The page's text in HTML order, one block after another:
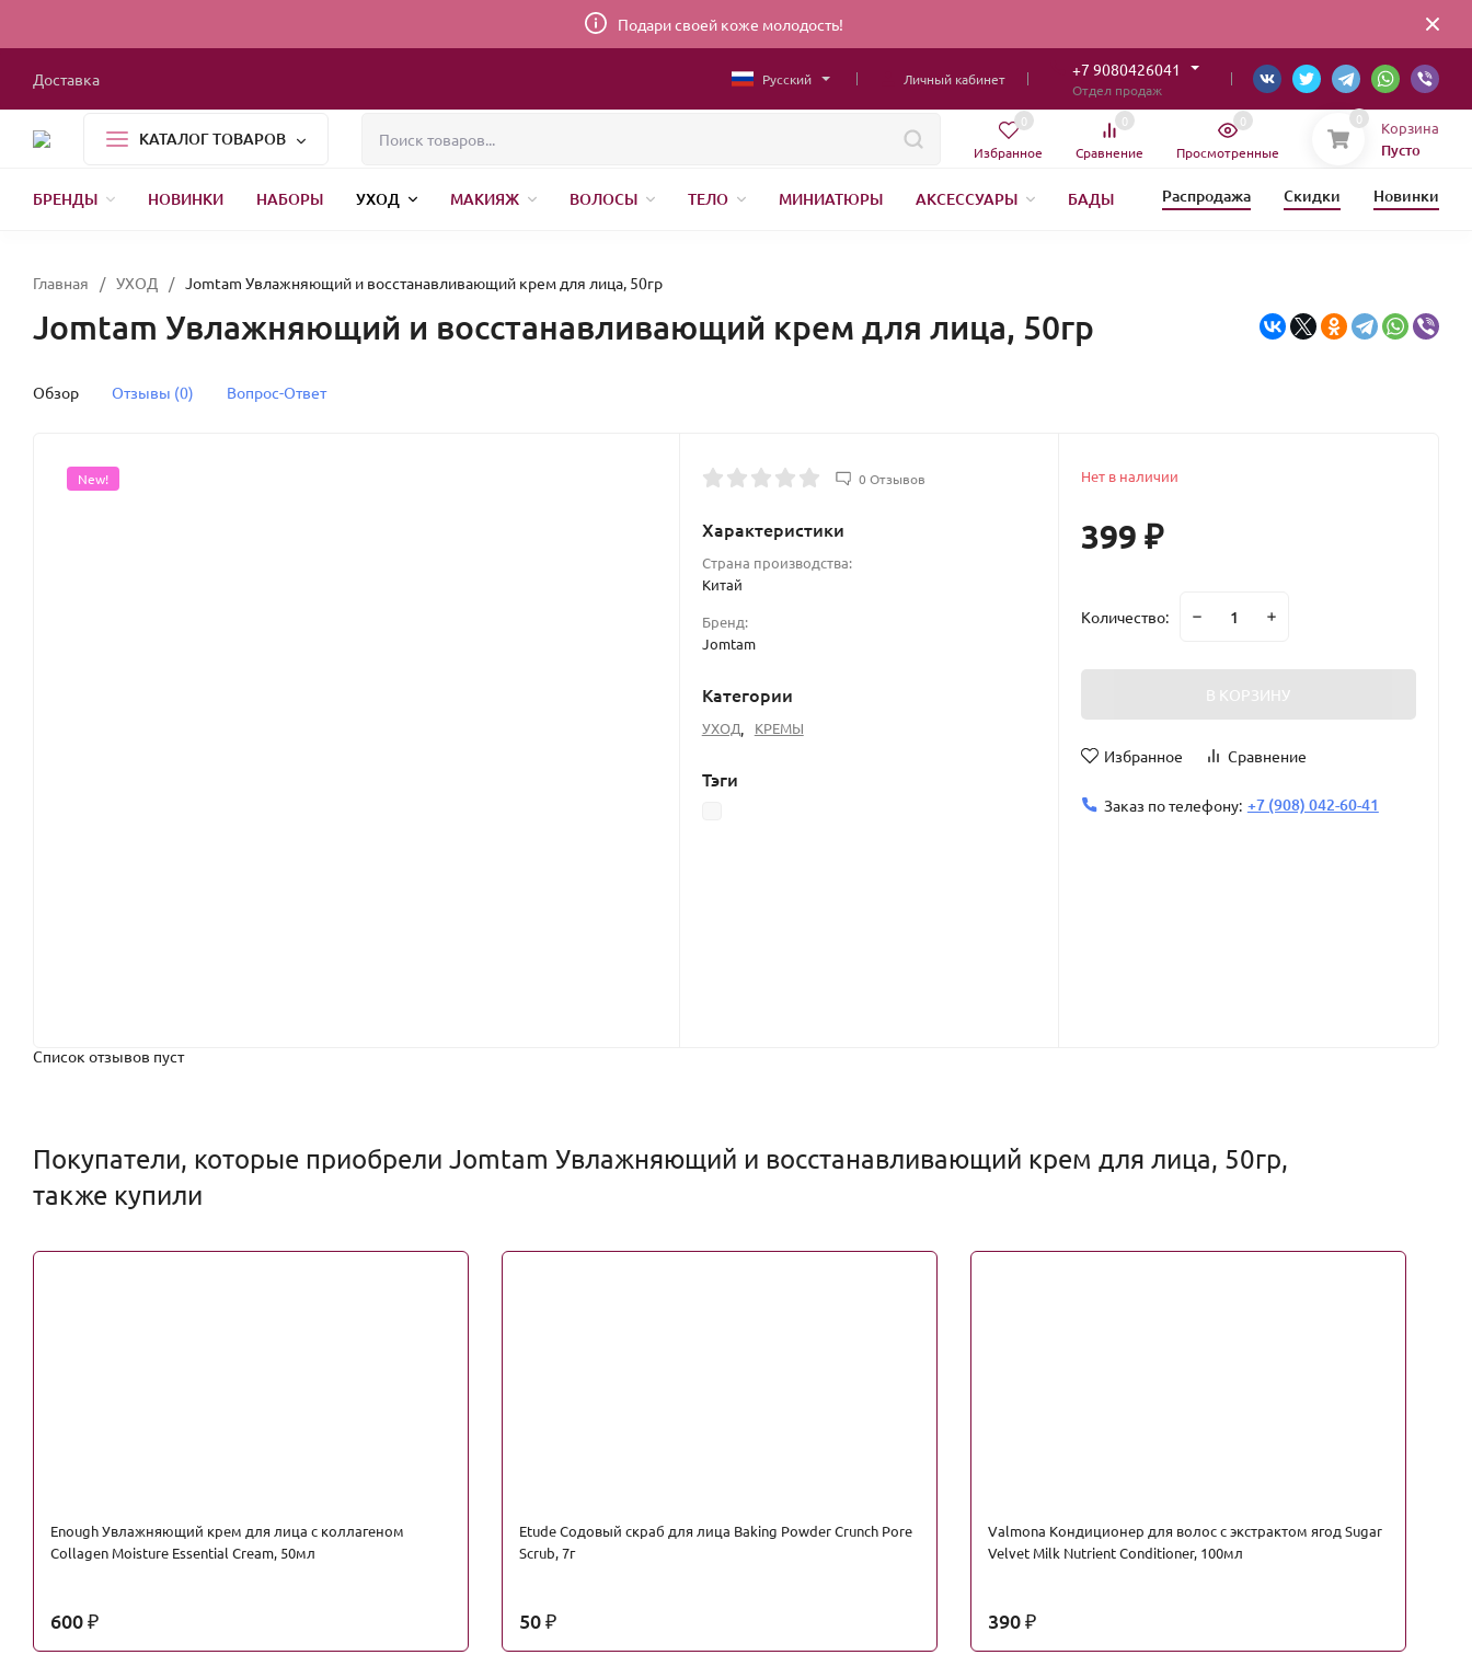
Подари своей коже молодость!
Доставка Русский Личный кабинет +7 9080426041
Отдел продаж
КАТАЛОГ ТОВАРОВ
Избранное
0
Сравнение
0
Просмотренные
0 0 Корзина
Пусто
БРЕНДЫ НОВИНКИ НАБОРЫ УХОД МАКИЯЖ ВОЛОСЫ ТЕЛО МИНИАТЮРЫ АКСЕССУАРЫ
БАДЫ
Распродажа Скидки Новинки
Главная / УХОД / Jomtam Увлажняющий и восстанавливающий крем для лица, 50гр
Jomtam Увлажняющий и восстанавливающий крем для лица, 50гр
Обзор Отзывы (0) Вопрос-Ответ
New! 0 Отзывов
Характеристики
Страна производства:
Китай
Бренд:
Jomtam
Категории
УХОД, КРЕМЫ
Тэги
Нет в наличии
399 ₽
Количество:
В КОРЗИНУ
Избранное Сравнение
Заказ по телефону: +7 (908) 042-60-41
Список отзывов пуст
Покупатели, которые приобрели Jomtam Увлажняющий и восстанавливающий крем для лица, 50гр,
также купили
Enough Увлажняющий крем для лица с коллагеном
Collagen Moisture Essential Cream, 50мл
600 ₽
Etude Содовый скраб для лица Baking Powder Crunch Pore
Scrub, 7г
50 ₽
Valmona Кондиционер для волос с экстрактом ягод Sugar
Velvet Milk Nutrient Conditioner, 100мл
390 ₽